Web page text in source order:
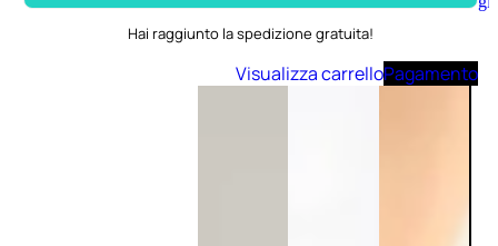
Hai raggiunto la spedizione gratuita!
Visualizza carrelloPagamento